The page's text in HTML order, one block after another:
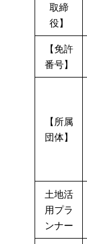
取締
役】
【免許
番号】
【所属
団体】
土地活
用プラ
ンナー